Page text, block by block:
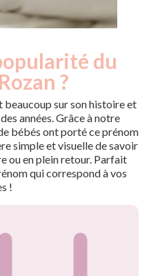
du
?
beaucoup sur son histoire et
années. Grâce à notre
bébés ont porté ce prénom
simple et visuelle de savoir
ou en plein retour. Parfait
qui correspond à vos
!